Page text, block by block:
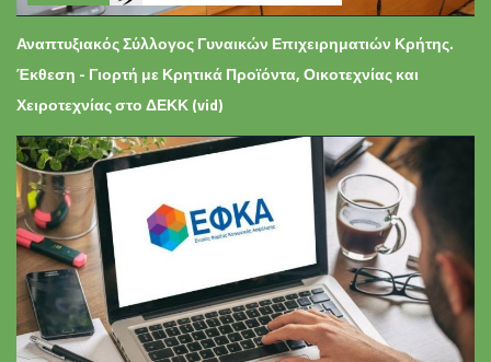
Αναπτυξιακός Σύλλογος Γυναικών Επιχειρηματιών Κρήτης.
Έκθεση - Γιορτή με Κρητικά Προϊόντα, Οικοτεχνίας και
Χειροτεχνίας στο ΔΕΚΚ (vid)